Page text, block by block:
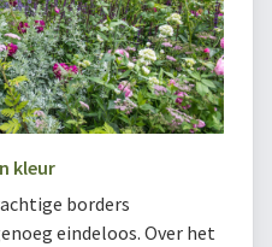
kleur
borders
eindeloos. Over het